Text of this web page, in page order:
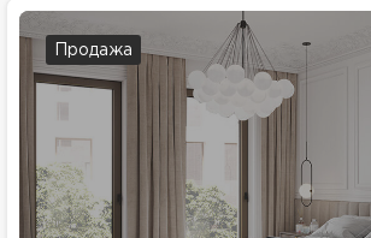
Продажа